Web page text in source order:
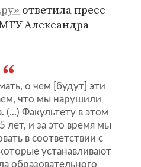
ответила пресс-
Александра
о чем [будут] эти
что мы нарушили
(...) Факультету в этом
лет, и за это время мы
в соответствии с
устанавливают
образовательного